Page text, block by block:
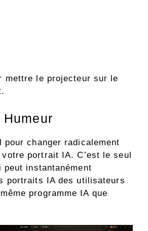
mettre le projecteur sur le
pour changer radicalement
votre portrait IA. C’est le seul
instantanément
portraits IA des utilisateurs
programme IA que